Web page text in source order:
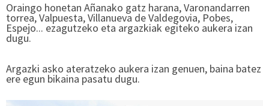
Oraingo honetan Añanako gatz harana, Varonandarren
torrea, Valpuesta, Villanueva de Valdegovia, Pobes,
Espejo... ezagutzeko eta argazkiak egiteko aukera izan
dugu.
Argazki asko ateratzeko aukera izan genuen, baina batez
ere egun bikaina pasatu dugu.